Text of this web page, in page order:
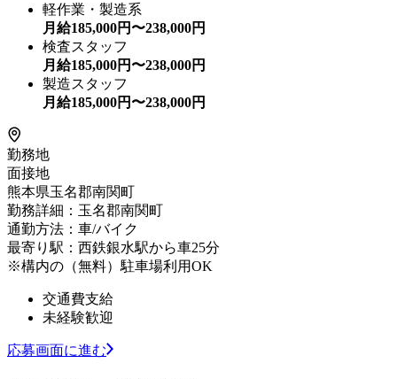
軽作業・製造系
月給185,000円〜238,000円
検査スタッフ
月給185,000円〜238,000円
製造スタッフ
月給185,000円〜238,000円
勤務地
面接地
熊本県玉名郡南関町
勤務詳細：玉名郡南関町
通勤方法：車/バイク
最寄り駅：西鉄銀水駅から車25分
※構内の（無料）駐車場利用OK
交通費支給
未経験歓迎
応募画面に進む